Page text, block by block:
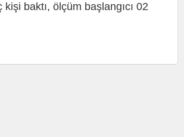
baktı, ölçüm başlangıcı 02